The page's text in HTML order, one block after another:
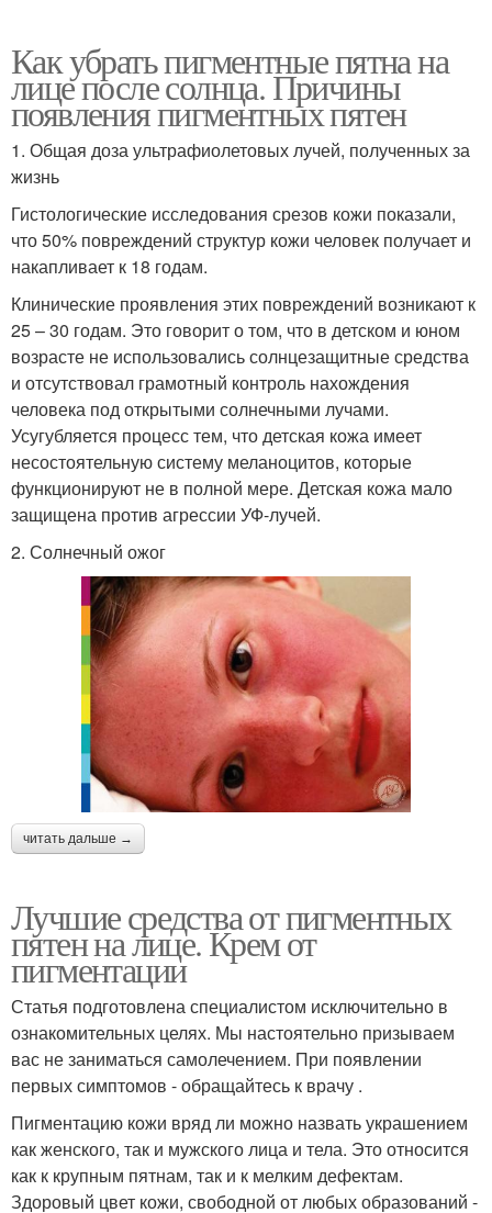
Как убрать пигментные пятна на
лице после солнца. Причины
появления пигментных пятен
1. Общая доза ультрафиолетовых лучей, полученных за
жизнь
Гистологические исследования срезов кожи показали,
что 50% повреждений структур кожи человек получает и
накапливает к 18 годам.
Клинические проявления этих повреждений возникают к
25 – 30 годам. Это говорит о том, что в детском и юном
возрасте не использовались солнцезащитные средства
и отсутствовал грамотный контроль нахождения
человека под открытыми солнечными лучами.
Усугубляется процесс тем, что детская кожа имеет
несостоятельную систему меланоцитов, которые
функционируют не в полной мере. Детская кожа мало
защищена против агрессии УФ-лучей.
2. Солнечный ожог
читать дальше →
Лучшие средства от пигментных
пятен на лице. Крем от
пигментации
Статья подготовлена специалистом исключительно в
ознакомительных целях. Мы настоятельно призываем
вас не заниматься самолечением. При появлении
первых симптомов - обращайтесь к врачу .
Пигментацию кожи вряд ли можно назвать украшением
как женского, так и мужского лица и тела. Это относится
как к крупным пятнам, так и к мелким дефектам.
Здоровый цвет кожи, свободной от любых образований -